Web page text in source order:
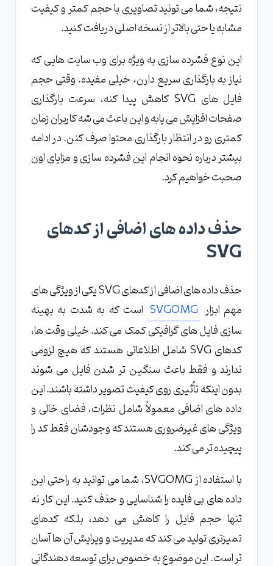
نتیجه، شما می تونید تصاویری با حجم کمتر و کیفیت
مشابه یا حتی بالاتر از نسخه اصلی دریافت کنید.
این نوع فشرده سازی به ویژه برای وب سایت هایی که
نیاز به بارگذاری سریع دارن، خیلی مفیده. وقتی حجم
فایل های SVG کاهش پیدا کنه، سرعت بارگذاری
صفحات افزایش می یابه و این باعث می شه کاربران زمان
کمتری رو در انتظار بارگذاری محتوا صرف کنن. در ادامه
بیشتر درباره نحوه انجام این فشرده سازی و مزایای اون
صحبت خواهیم کرد.
حذف داده های اضافی از کدهای
SVG
حذف داده های اضافی از کدهای SVG یکی از ویژگی های
مهم ابزار SVGOMG است که به شدت به بهینه
سازی فایل های گرافیکی کمک می کند. خیلی وقت ها،
کدهای SVG شامل اطلاعاتی هستند که هیچ لزومی
ندارند و فقط باعث سنگین تر شدن فایل می شوند
بدون اینکه تأثیری روی کیفیت تصویر داشته باشند. این
داده های اضافی معمولاً شامل نظرات، فضای خالی و
ویژگی های غیرضروری هستند که وجودشان فقط کد را
پیچیده تر می کند.
با استفاده از SVGOMG، شما می توانید به راحتی این
داده های بی فایده را شناسایی و حذف کنید. این کار نه
تنها حجم فایل را کاهش می دهد، بلکه کدهای
تمیزتری تولید می کند که مدیریت و ویرایش آن ها آسان
تر است. این موضوع به خصوص برای توسعه دهندگانی